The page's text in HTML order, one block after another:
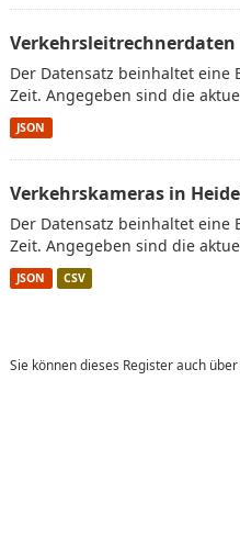
Verkehrsleitrechnerdaten
Der Datensatz beinhaltet eine
Zeit. Angegeben sind die
JSON
Verkehrskameras in
Der Datensatz beinhaltet eine
Zeit. Angegeben sind die
JSON CSV
Sie können dieses Register auch über